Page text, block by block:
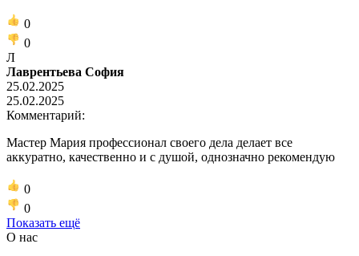
0
0
Л
Лаврентьева София
25.02.2025
25.02.2025
Комментарий:
Мастер Мария профессионал своего дела делает все
аккуратно, качественно и с душой, однозначно рекомендую
0
0
Показать ещё
О нас